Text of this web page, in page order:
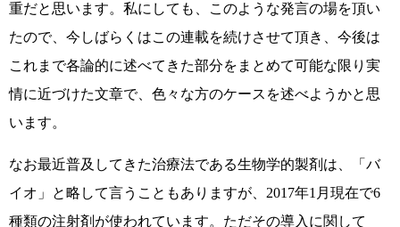
重だと思います。私にしても、このような発言の場を頂い
たので、今しばらくはこの連載を続けさせて頂き、今後は
これまで各論的に述べてきた部分をまとめて可能な限り実
情に近づけた文章で、色々な方のケースを述べようかと思
います。
なお最近普及してきた治療法である生物学的製剤は、「バ
イオ」と略して言うこともありますが、2017年1月現在で6
種類の注射剤が使われています。ただその導入に関して